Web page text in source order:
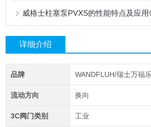
威格士柱塞泵PVXS的性能特点及应用
详细介绍
品牌 WANDFLUH/瑞士万福
流动方向 换向
3C阀门类别 工业